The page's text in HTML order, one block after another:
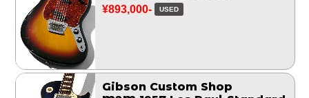
¥893,000- USED
Gibson Custom Shop